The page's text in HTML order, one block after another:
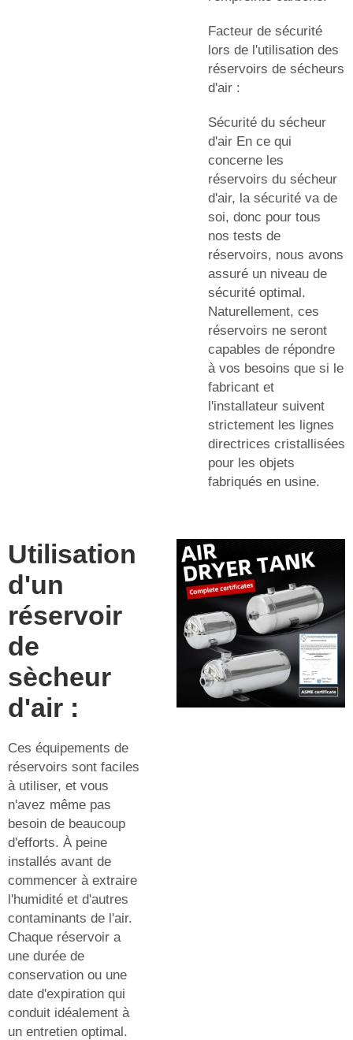
Facteur de sécurité
lors de l'utilisation des
réservoirs de sécheurs
d'air :
Sécurité du sécheur
d'air En ce qui
concerne les
réservoirs du sécheur
d'air, la sécurité va de
soi, donc pour tous
nos tests de
réservoirs, nous avons
assuré un niveau de
sécurité optimal.
Naturellement, ces
réservoirs ne seront
capables de répondre
à vos besoins que si le
fabricant et
l'installateur suivent
strictement les lignes
directrices cristallisées
pour les objets
fabriqués en usine.
Utilisation
d'un
réservoir
de
sècheur
d'air :
Ces équipements de
réservoirs sont faciles
à utiliser, et vous
n'avez même pas
besoin de beaucoup
d'efforts. À peine
installés avant de
commencer à extraire
l'humidité et d'autres
contaminants de l'air.
Chaque réservoir a
une durée de
conservation ou une
date d'expiration qui
conduit idéalement à
un entretien optimal.